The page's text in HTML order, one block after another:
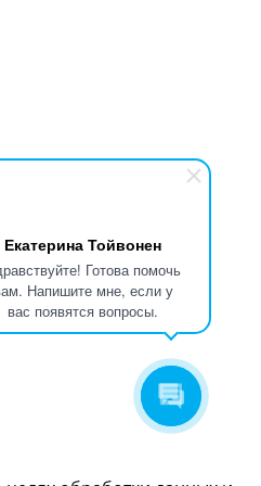
Екатерина Тойвонен
Готова помочь
Напишите мне, если у
вас появятся вопросы.